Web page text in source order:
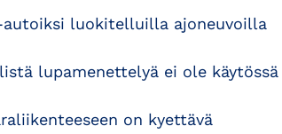
autoiksi luokitelluilla ajoneuvoilla
lupamenettelyä ei ole käytössä
on kyettävä